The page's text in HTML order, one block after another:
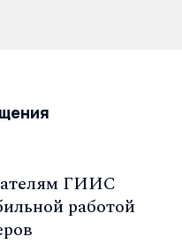
ГИИС
работой